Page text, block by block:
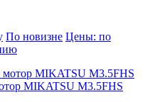
По новизне Цены: по
MIKATSU M3.5FHS